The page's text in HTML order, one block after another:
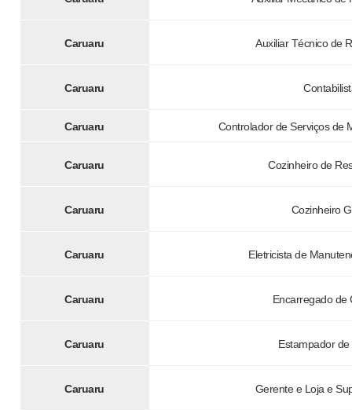
Caruaru Auxiliar Técnico de
Caruaru
Caruaru Controlador de Serviços de
Caruaru Cozinheiro de
Caruaru Cozinheiro
Caruaru Eletricista de
Caruaru Encarregado de
Caruaru Estampador de
Caruaru Gerente e Loja e